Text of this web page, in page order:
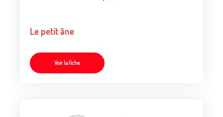
Le petit âne
Voir la fiche